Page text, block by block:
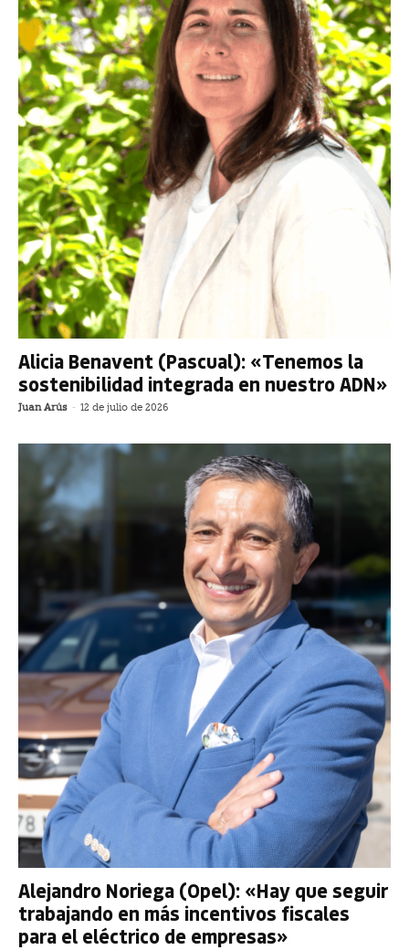
Alicia Benavent (Pascual): «Tenemos la
sostenibilidad integrada en nuestro ADN»
Juan Arús - 12 de julio de 2026
Alejandro Noriega (Opel): «Hay que seguir
trabajando en más incentivos fiscales
para el eléctrico de empresas»